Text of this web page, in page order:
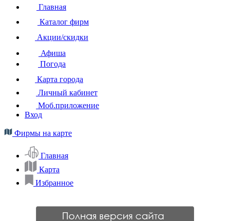
Главная
Каталог фирм
Акции/скидки
Афиша
Погода
Карта города
Личный кабинет
Моб.приложение
Вход
Фирмы на карте
Главная
Карта
Избранное